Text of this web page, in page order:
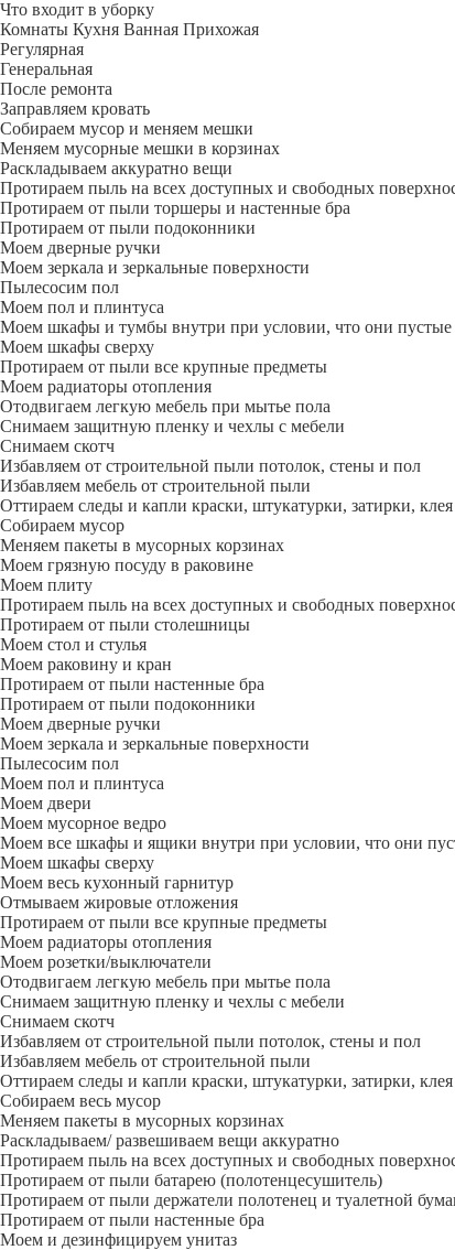
Что входит в уборку
Регу­лярная
Гене­ральная
После ремонта
Заправляем кровать
Собираем мусор и меняем мешки
Меняем мусорные мешки в корзинах
Раскладываем аккуратно вещи
Протираем пыль на всех доступных и свободных
Протираем от пыли торшеры и настенные бра
Протираем от пыли подоконники
Моем дверные ручки
Моем зеркала и зеркальные поверхности
Пылесосим пол
Моем пол и плинтуса
Моем шкафы и тумбы внутри при условии, что они пустые
Моем шкафы сверху
Протираем от пыли все крупные предметы
Моем радиаторы отопления
Отодвигаем легкую мебель при мытье пола
Снимаем защитную пленку и чехлы с мебели
Снимаем скотч
Избавляем от строительной пыли потолок, стены и пол
Избавляем мебель от строительной пыли
Оттираем следы и капли краски, штукатурки, затирки,
Собираем мусор
Меняем пакеты в мусорных корзинах
Моем грязную посуду в раковине
Моем плиту
Протираем пыль на всех доступных и свободных
Протираем от пыли столешницы
Моем стол и стулья
Моем раковину и кран
Протираем от пыли настенные бра
Протираем от пыли подоконники
Моем дверные ручки
Моем зеркала и зеркальные поверхности
Пылесосим пол
Моем пол и плинтуса
Моем двери
Моем мусорное ведро
Моем все шкафы и ящики внутри при условии, что они
Моем шкафы сверху
Моем весь кухонный гарнитур
Отмываем жировые отложения
Протираем от пыли все крупные предметы
Моем радиаторы отопления
Моем розетки/выключатели
Отодвигаем легкую мебель при мытье пола
Снимаем защитную пленку и чехлы с мебели
Снимаем скотч
Избавляем от строительной пыли потолок, стены и пол
Избавляем мебель от строительной пыли
Оттираем следы и капли краски, штукатурки, затирки,
Собираем весь мусор
Меняем пакеты в мусорных корзинах
Раскладываем/ развешиваем вещи аккуратно
Протираем пыль на всех доступных и свободных
Протираем от пыли батарею (полотенцесушитель)
Протираем от пыли держатели полотенец и туалетной
Протираем от пыли настенные бра
Моем и дезинфицируем унитаз